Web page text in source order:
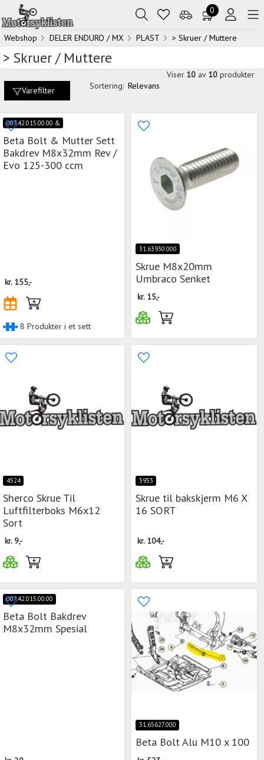
0
Webshop DELER ENDURO / MX PLAST > Skruer / Muttere
> Skruer / Muttere
Varefilter Sortering: Relevans
Viser 10 av 10 produkter
007.42.015.00.00 &
Beta Bolt & Mutter Sett
Bakdrev M8x32mm Rev /
Evo 125-300 ccm
kr. 155,-
8 Produkter i et sett
31.63930.000
Skrue M8x20mm
Umbraco Senket
kr. 15,-
4524
Sherco Skrue Til
Luftfilterboks M6x12
Sort
kr.9,-
3953
Skrue til bakskjerm M6 X
16 SORT
kr. 104,-
007.42.015.00.00
Beta Bolt Bakdrev
M8x32mm Spesial
31.65627.000
Beta Bolt Alu M10 x 100